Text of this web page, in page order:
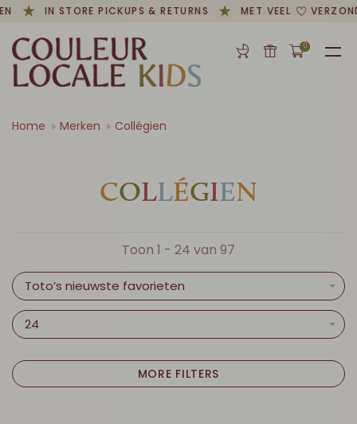
IN STORE PICKUPS & RETURNS MET VEEL
0
Home Merken Collégien
COLLÉGIEN
Toon 1 - 24 van 97
Toto’s nieuwste favorieten
24
MORE FILTERS